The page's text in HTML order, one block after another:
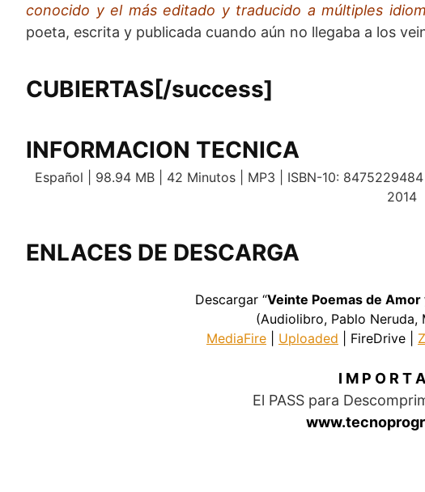
conocido y el más editado y traducido a múltiples
poeta, escrita y publicada cuando aún no llegaba a los
CUBIERTAS[/success]
INFORMACION TECNICA
Español | 98.94 MB | 42 Minutos | MP3 | ISBN-10:
2014
ENLACES DE DESCARGA
Descargar “Veinte Poemas de
(Audiolibro, Pablo Neruda,
MediaFire
Uploaded | FireDrive |
I M P O R T
El PASS para